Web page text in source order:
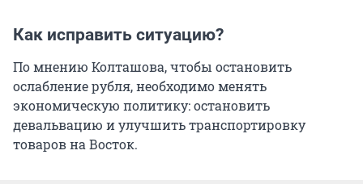
Как исправить ситуацию?
По мнению Колташова, чтобы остановить
ослабление рубля, необходимо менять
экономическую политику: остановить
девальвацию и улучшить транспортировку
товаров на Восток.